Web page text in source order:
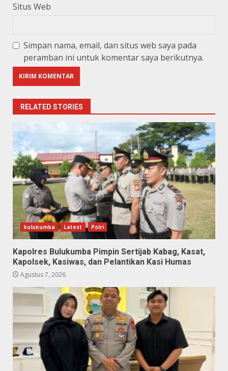
Situs Web
Simpan nama, email, dan situs web saya pada
peramban ini untuk komentar saya berikutnya.
RELATED STORIES
bulukumba Latest Polri
Kapolres Bulukumba Pimpin Sertijab Kabag, Kasat,
Kapolsek, Kasiwas, dan Pelantikan Kasi Humas
Agustus 7, 2026